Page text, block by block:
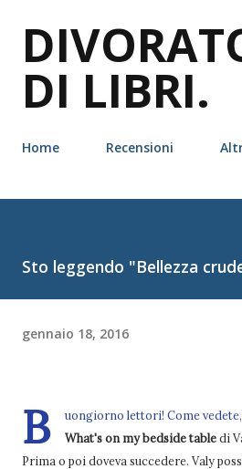
DI LIBRI.
Home Recensioni
Sto leggendo "Bellezza
gennaio 18, 2016
B
uongiorno lettori! Come
What's on my bedside tabledi
Prima o poi doveva succedere. Valy